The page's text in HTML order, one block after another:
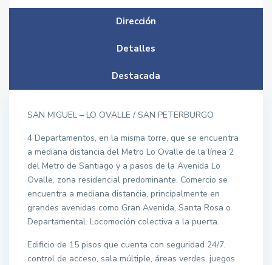
Dirección
Detalles
Destacada
SAN MIGUEL – LO OVALLE / SAN PETERBURGO
4 Departamentos, en la misma torre, que se encuentra
a mediana distancia del Metro Lo Ovalle de la línea 2
del Metro de Santiago y a pasos de la Avenida Lo
Ovalle, zona residencial predominante. Comercio se
encuentra a mediana distancia, principalmente en
grandes avenidas como Gran Avenida, Santa Rosa o
Departamental. Locomoción colectiva a la puerta.
Edificio de 15 pisos que cuenta con seguridad 24/7,
control de acceso, sala múltiple, áreas verdes, juegos